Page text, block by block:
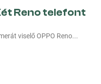
Reno telefont
viselő OPPO Reno